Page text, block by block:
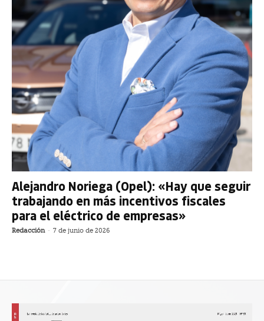
Alejandro Noriega (Opel): «Hay que seguir
trabajando en más incentivos fiscales
para el eléctrico de empresas»
Redacción - 7 de junio de 2026